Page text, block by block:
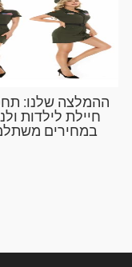
ההמלצה שלנו:
חיילת לילדות
במחירים